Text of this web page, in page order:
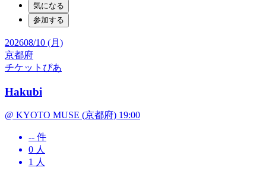
気になる
参加する
202608/10 (月)
京都府
チケットぴあ
Hakubi
@ KYOTO MUSE (京都府) 19:00
-- 件
0 人
1 人